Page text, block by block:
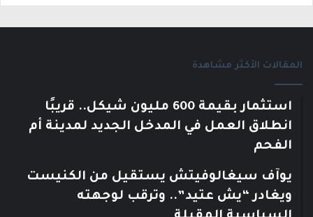
المقالات الأكثر مشاهدة
استثمار بقيمة 600 مليون شيكل.. قريبًا
انطلاق العمل في المدخل الجديد لمدينة أم
الفحم
يوآف سيغالوفيتش يستقيل من الكنيست
ويغادر “يش عتيد”.. وترقب لوجهته